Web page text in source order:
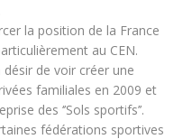
la position de la France
au CEN.
désir de voir créer une
familiales en 2009 et
des ‘’Sols sportifs’’.
fédérations sportives